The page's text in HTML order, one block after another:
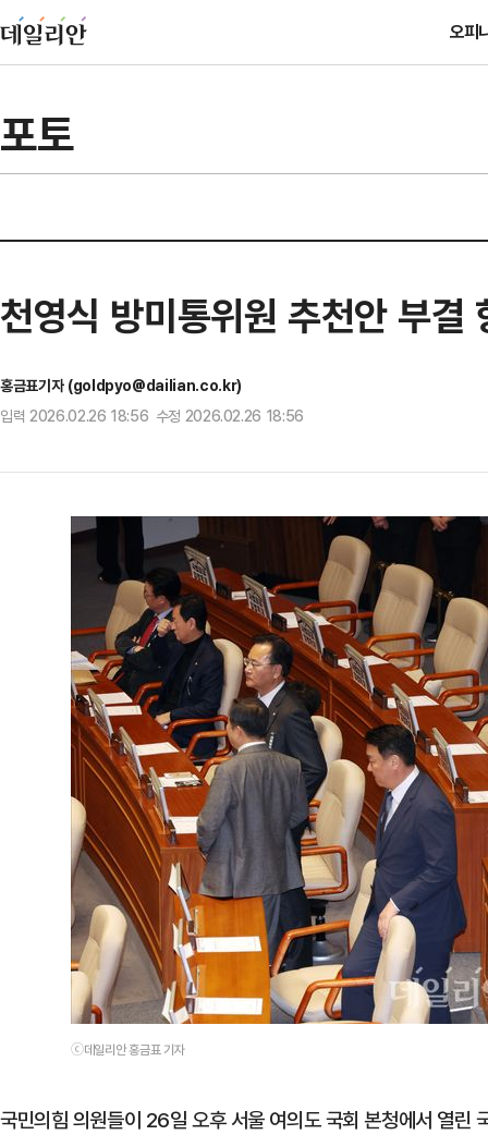
오피
포토
천영식 방미통위원 추천안 부결
홍금표기자 (goldpyo@dailian.co.kr)
입력 2026.02.26 18:56 수정 2026.02.26 18:56
ⓒ데일리안 홍금표 기자
국민의힘 의원들이 26일 오후 서울 여의도 국회 본청에서 열린